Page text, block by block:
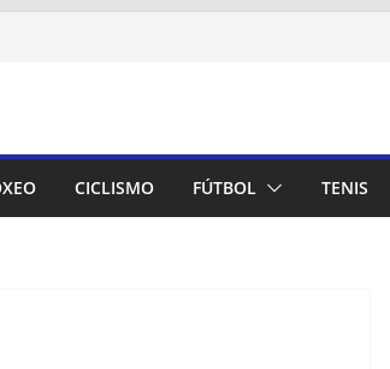
CICLISMO FÚTBOL TENIS